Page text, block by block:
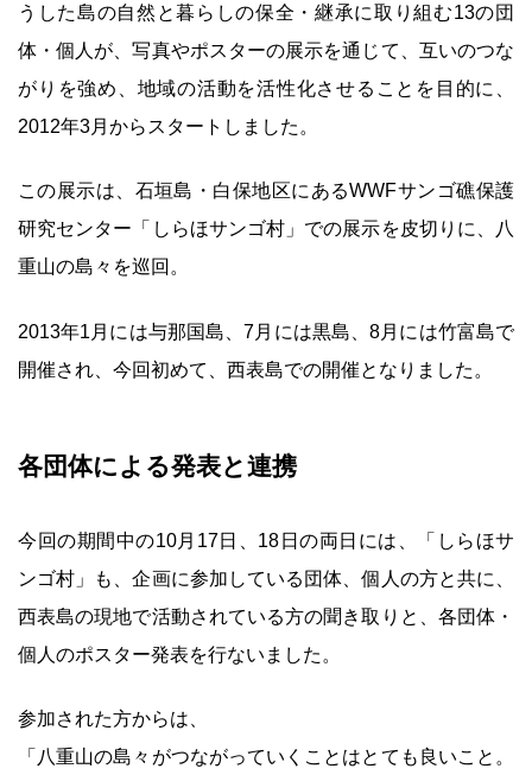
うした島の自然と暮らしの保全・継承に取り組む13の団
体・個人が、写真やポスターの展示を通じて、互いのつな
がりを強め、地域の活動を活性化させることを目的に、
2012年3月からスタートしました。
この展示は、石垣島・白保地区にあるWWFサンゴ礁保護
研究センター「しらほサンゴ村」での展示を皮切りに、八
重山の島々を巡回。
2013年1月には与那国島、7月には黒島、8月には竹富島で
開催され、今回初めて、西表島での開催となりました。
各団体による発表と連携
今回の期間中の10月17日、18日の両日には、「しらほサ
ンゴ村」も、企画に参加している団体、個人の方と共に、
西表島の現地で活動されている方の聞き取りと、各団体・
個人のポスター発表を行ないました。
参加された方からは、
「八重山の島々がつながっていくことはとても良いこと。